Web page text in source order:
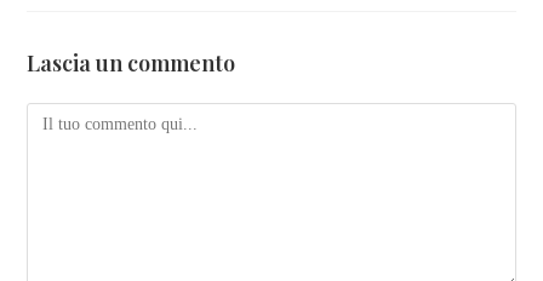
Lascia un commento